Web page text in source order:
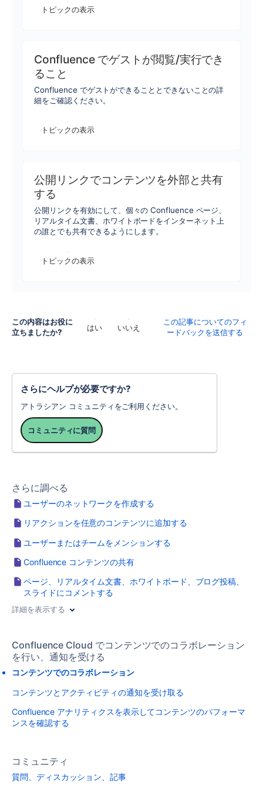
トピックの表示
Confluence でゲストが閲覧/実行でき
ること
Confluence でゲストができることとできないことの詳
細をご確認ください。
トピックの表示
公開リンクでコンテンツを外部と共有
する
公開リンクを有効にして、個々の Confluence ページ、
リアルタイム文書、ホワイトボードをインターネット上
の誰とでも共有できるようにします。
トピックの表示
この内容はお役に
立ちましたか?
はい いいえ
この記事についてのフィ
ードバックを送信する
さらにヘルプが必要ですか?
アトラシアン コミュニティをご利用ください。
コミュニティに質問
さらに調べる
ユーザーのネットワークを作成する
リアクションを任意のコンテンツに追加する
ユーザーまたはチームをメンションする
Confluence コンテンツの共有
ページ、リアルタイム文書、ホワイトボード、ブログ投稿、
スライドにコメントする
詳細を表示する
Confluence Cloud でコンテンツでのコラボレーション
を行い、通知を受ける
コンテンツでのコラボレーション
コンテンツとアクティビティの通知を受け取る
Confluence アナリティクスを表示してコンテンツのパフォーマ
ンスを確認する
コミュニティ
質問、ディスカッション、記事